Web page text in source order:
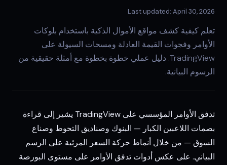
Last updated: April 30, 2026
تعلم كيفية كشف مواقع الأموال الذكية باستخدام بلوكات
الأوامر وفجوات القيمة العادلة ومسحات السيولة على
TradingView. دليل عملي خطوة بخطوة مع أمثلة حقيقية من
الرسوم البيانية.
تدفق الأوامر المؤسسي على TradingView يشير إلى قراءة
بصمات اللاعبين الكبار — البنوك وصناديق التحوط وصناع
السوق — من خلال أنماط حركة السعر المرئية على الرسم
البياني. على عكس أدوات تدفق الأوامر على مستوى البورصة